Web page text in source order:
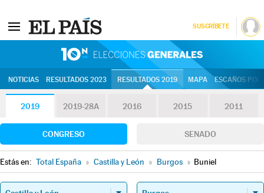
SUSCRÍBETE
NOTICIAS RESULTADOS 2023 RESULTADOS 2019 MAPA ESCAÑOS
2019 2019-28A 2016 2015 2011
CONGRESO SENADO
Estás en: Total España » Castilla y León » Burgos » Buniel